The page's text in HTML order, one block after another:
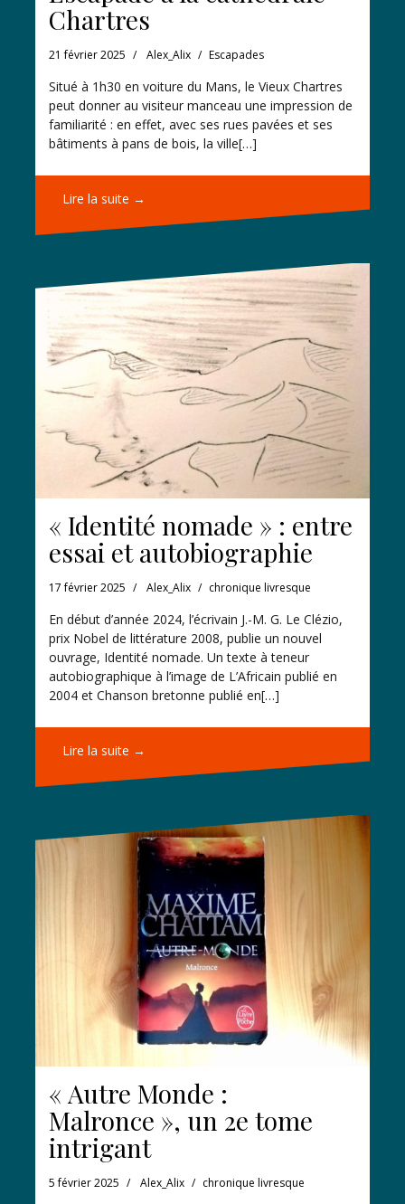
Chartres
21 février 2025 Alex_Alix Escapades
Situé à 1h30 en voiture du Mans, le Vieux Chartres
peut donner au visiteur manceau une impression de
familiarité : en effet, avec ses rues pavées et ses
bâtiments à pans de bois, la ville[…]
Lire la suite →
« Identité nomade » : entre
essai et autobiographie
17 février 2025 Alex_Alix chronique livresque
En début d’année 2024, l’écrivain J.-M. G. Le Clézio,
prix Nobel de littérature 2008, publie un nouvel
ouvrage, Identité nomade. Un texte à teneur
autobiographique à l’image de L’Africain publié en
2004 et Chanson bretonne publié en[…]
Lire la suite →
« Autre Monde :
Malronce », un 2e tome
intrigant
5 février 2025 Alex_Alix chronique livresque